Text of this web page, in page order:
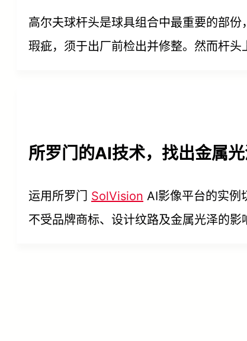
高尔夫球杆头是球具组合中最重要的部
瑕疵，须于出厂前检出并修整。然而杆头
所罗门的AI技术，找出金属
运用所罗门 SolVision AI影像平台的实例
不受品牌商标、设计纹路及金属光泽的影